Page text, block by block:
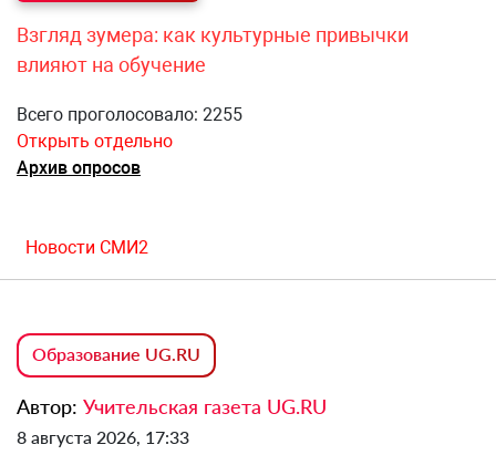
Взгляд зумера: как культурные привычки
влияют на обучение
Всего проголосовало: 2255
Открыть отдельно
Архив опросов
Новости СМИ2
Образование UG.RU
Автор: Учительская газета UG.RU
8 августа 2026, 17:33